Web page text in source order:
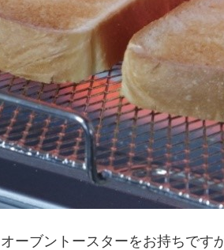
ーブントースターをお持ちです